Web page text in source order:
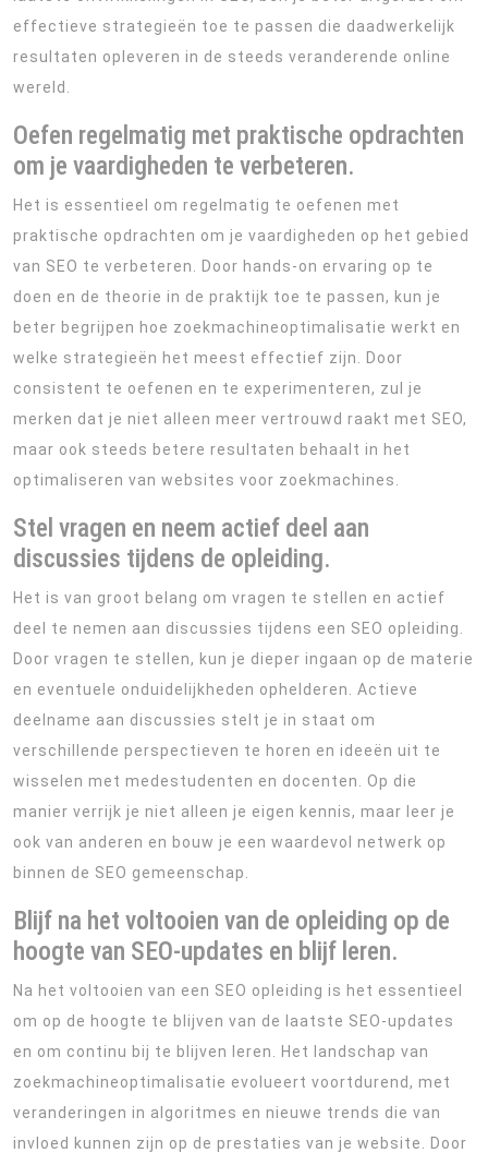
effectieve strategieën toe te passen die daadwerkelijk
resultaten opleveren in de steeds veranderende online
wereld.
Oefen regelmatig met praktische opdrachten
om je vaardigheden te verbeteren.
Het is essentieel om regelmatig te oefenen met
praktische opdrachten om je vaardigheden op het gebied
van SEO te verbeteren. Door hands-on ervaring op te
doen en de theorie in de praktijk toe te passen, kun je
beter begrijpen hoe zoekmachineoptimalisatie werkt en
welke strategieën het meest effectief zijn. Door
consistent te oefenen en te experimenteren, zul je
merken dat je niet alleen meer vertrouwd raakt met SEO,
maar ook steeds betere resultaten behaalt in het
optimaliseren van websites voor zoekmachines.
Stel vragen en neem actief deel aan
discussies tijdens de opleiding.
Het is van groot belang om vragen te stellen en actief
deel te nemen aan discussies tijdens een SEO opleiding.
Door vragen te stellen, kun je dieper ingaan op de materie
en eventuele onduidelijkheden ophelderen. Actieve
deelname aan discussies stelt je in staat om
verschillende perspectieven te horen en ideeën uit te
wisselen met medestudenten en docenten. Op die
manier verrijk je niet alleen je eigen kennis, maar leer je
ook van anderen en bouw je een waardevol netwerk op
binnen de SEO gemeenschap.
Blijf na het voltooien van de opleiding op de
hoogte van SEO-updates en blijf leren.
Na het voltooien van een SEO opleiding is het essentieel
om op de hoogte te blijven van de laatste SEO-updates
en om continu bij te blijven leren. Het landschap van
zoekmachineoptimalisatie evolueert voortdurend, met
veranderingen in algoritmes en nieuwe trends die van
invloed kunnen zijn op de prestaties van je website. Door